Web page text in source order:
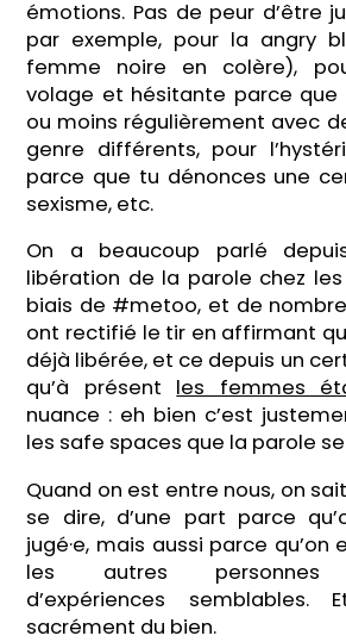
émotions. Pas de peur d’être
par exemple, pour la angry
femme noire en colère),
volage et hésitante parce que
ou moins régulièrement avec
genre différents, pour
parce que tu dénonces une
sexisme, etc.
On a beaucoup parlé
libération de la parole chez
biais de #metoo, et de
ont rectifié le tir en affirmant
déjà libérée, et ce depuis un
qu’à présent les femmes
nuance : eh bien c’est
les safe spaces que la parole
Quand on est entre nous, on
se dire, d’une part parce
jugé·e, mais aussi parce qu’on
les autres personnes
d’expériences
sacrément du bien.